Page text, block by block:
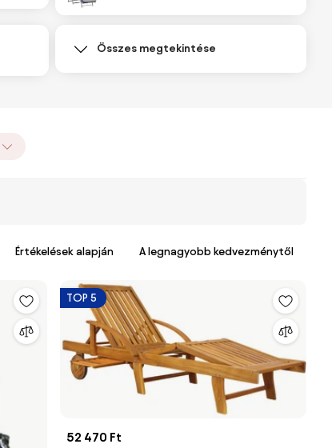
Összes megtekintése
Értékelések alapján A legnagyobb kedvezménytől
TOP 5
52 470 Ft